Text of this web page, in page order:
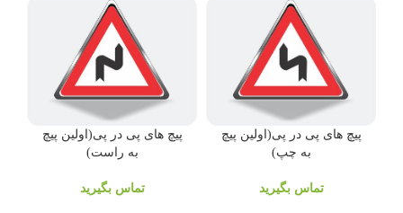
پیچ های پی در پی(اولین پیچ
به چپ)
تماس بگیرید
پیچ های پی در پی(اولین پیچ
به راست)
تماس بگیرید